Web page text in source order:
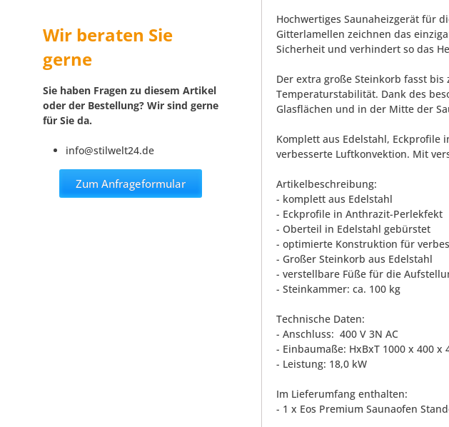
Wir beraten Sie
gerne
Sie haben Fragen zu diesem Artikel
oder der Bestellung? Wir sind gerne
für Sie da.
info@stilwelt24.de
Zum Anfrageformular
Hochwertiges Saunaheizgerät für
Gitterlamellen zeichnen das
Sicherheit und verhindert so das
Der extra große Steinkorb fasst
Temperaturstabilität. Dank des
Glasflächen und in der Mitte der
Komplett aus Edelstahl,
verbesserte Luftkonvektion. Mit
Artikelbeschreibung:
- komplett aus Edelstahl
- Eckprofile in Anthrazit-Perlekfekt
- Oberteil in Edelstahl gebürstet
- optimierte Konstruktion für
- Großer Steinkorb aus Edelstahl
- verstellbare Füße für die
- Steinkammer: ca. 100 kg
Technische Daten:
- Anschluss: 400 V 3N AC
- Einbaumaße: HxBxT 1000 x 400 x
- Leistung: 18,0 kW
Im Lieferumfang enthalten:
- 1 x Eos Premium Saunaofen